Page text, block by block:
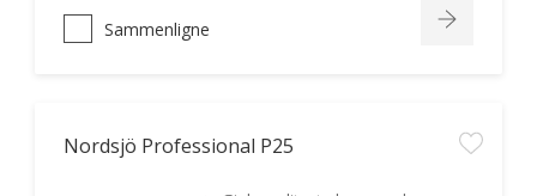
Sammenligne
Nordsjö Professional P25